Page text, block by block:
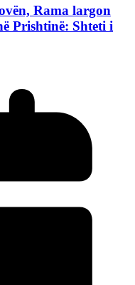
Rama largon
Prishtinë: Shteti i